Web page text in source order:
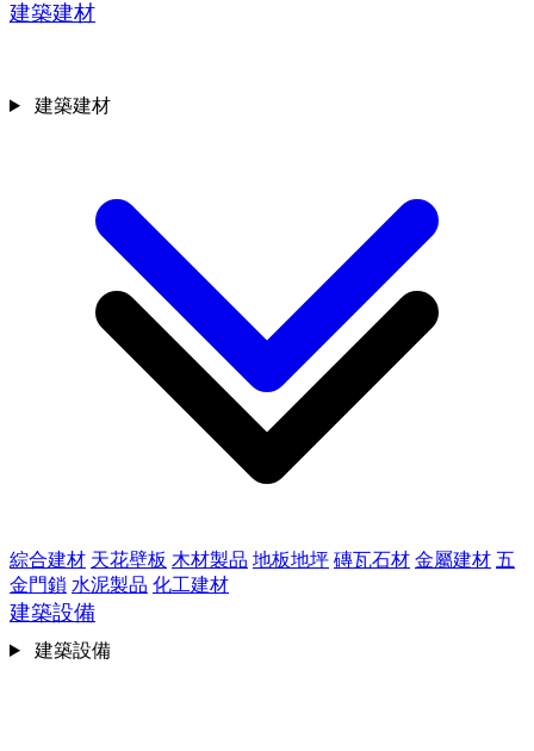
建築建材
綜合建材 天花壁板 木材製品 地板地坪 磚瓦石材 金屬建材 五
金門鎖 水泥製品 化工建材
建築設備
建築建材
建築設備